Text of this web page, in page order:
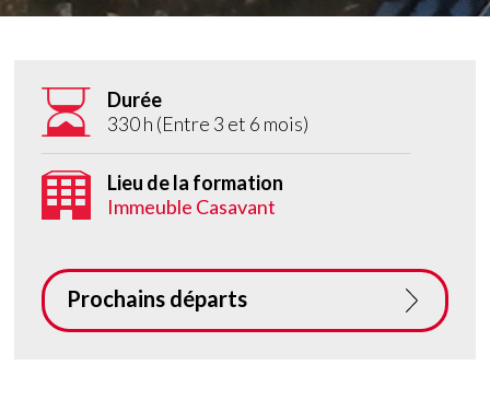
Durée
330 h (Entre 3 et 6 mois)
Lieu de la formation
Immeuble Casavant
Prochains départs